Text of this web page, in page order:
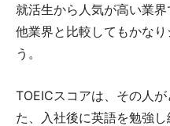
就活生から人気が高い業
他業界と比較してもかな
う。
TOEICスコアは、その人
た、入社後に英語を勉強